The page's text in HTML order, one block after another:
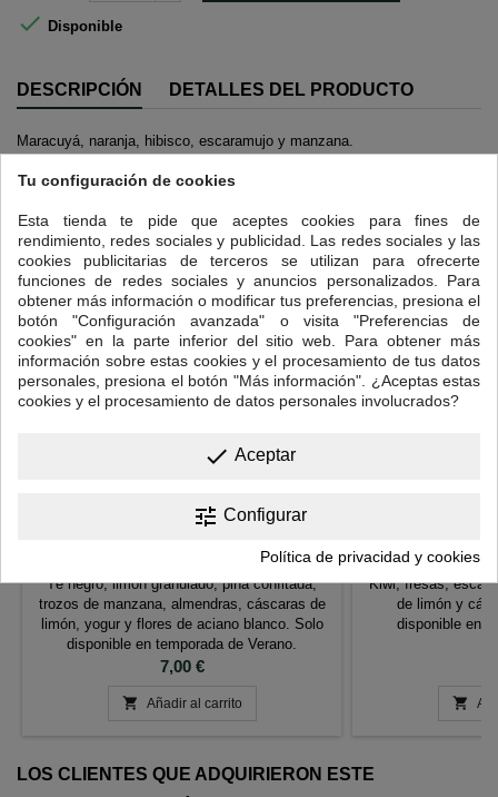
 Disponible
DESCRIPCIÓN DETALLES DEL PRODUCTO
Maracuyá, naranja, hibisco, escaramujo y manzana.
7 OTROS PRODUCTOS EN LA MISMA CATEGORÍA:
<
Nuevo
Té negro, limón granulado, piña confitada,
trozos de manzana, almendras, cáscaras de
limón, yogur y flores de aciano blanco. Solo
disponible en temporada de Verano.
Precio
7,00 €
 Añadir al carrito
Kiwi, fresas,
de limón y
disponible en

LOS CLIENTES QUE ADQUIRIERON ESTE
Tu configuración de cookies
Esta tienda te pide que aceptes cookies para fines de
rendimiento, redes sociales y publicidad. Las redes sociales y las
cookies publicitarias de terceros se utilizan para ofrecerte
funciones de redes sociales y anuncios personalizados. Para
obtener más información o modificar tus preferencias, presiona el
botón "Configuración avanzada" o visita "Preferencias de
cookies" en la parte inferior del sitio web. Para obtener más
información sobre estas cookies y el procesamiento de tus datos
personales, presiona el botón "Más información". ¿Aceptas estas
cookies y el procesamiento de datos personales involucrados?
done Aceptar
tune Configurar
Política de privacidad y cookies